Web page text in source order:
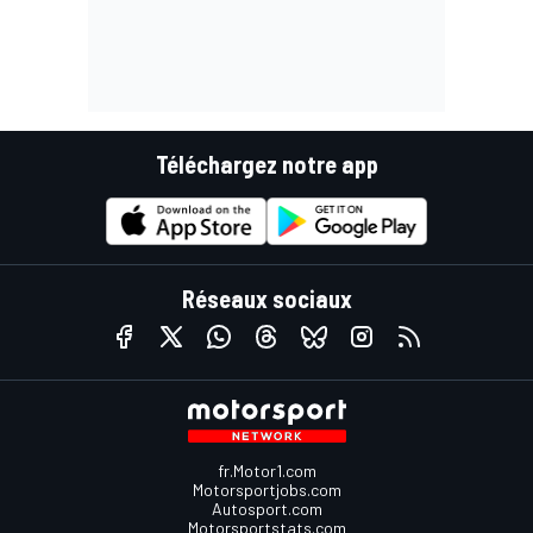
Téléchargez notre app
Réseaux sociaux
fr.Motor1.com
Motorsportjobs.com
Autosport.com
Motorsportstats.com